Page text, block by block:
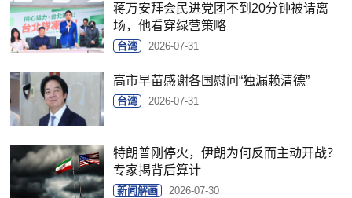
蒋万安拜会民进党团不到20分钟被请离
场，他看穿绿营策略
台湾 2026-07-31
高市早苗感谢各国慰问“独漏赖清德”
台湾 2026-07-31
特朗普刚停火，伊朗为何反而主动开战？
专家揭背后算计
新闻解画 2026-07-30